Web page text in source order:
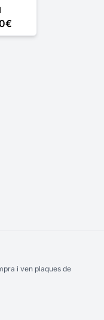
i ven plaques de